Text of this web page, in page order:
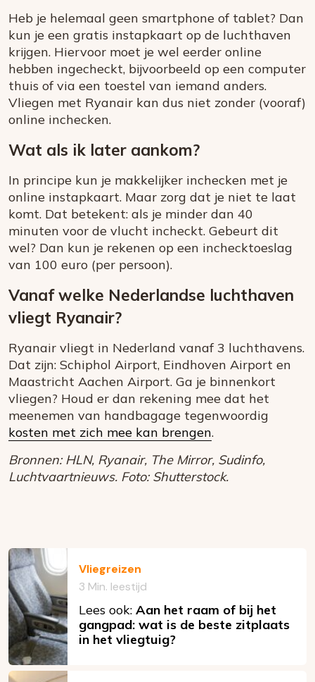
Heb je helemaal geen smartphone of tablet? Dan
kun je een gratis instapkaart op de luchthaven
krijgen. Hiervoor moet je wel eerder online
hebben ingecheckt, bijvoorbeeld op een computer
thuis of via een toestel van iemand anders.
Vliegen met Ryanair kan dus niet zonder (vooraf)
online inchecken.
Wat als ik later aankom?
In principe kun je makkelijker inchecken met je
online instapkaart. Maar zorg dat je niet te laat
komt. Dat betekent: als je minder dan 40
minuten voor de vlucht incheckt. Gebeurt dit
wel? Dan kun je rekenen op een inchecktoeslag
van 100 euro (per persoon).
Vanaf welke Nederlandse luchthaven
vliegt Ryanair?
Ryanair vliegt in Nederland vanaf 3 luchthavens.
Dat zijn: Schiphol Airport, Eindhoven Airport en
Maastricht Aachen Airport. Ga je binnenkort
vliegen? Houd er dan rekening mee dat het
meenemen van handbagage tegenwoordig
kosten met zich mee kan brengen.
Bronnen: HLN, Ryanair, The Mirror, Sudinfo,
Luchtvaartnieuws. Foto: Shutterstock.
Vliegreizen
3 Min. leestijd
Lees ook: Aan het raam of bij het
gangpad: wat is de beste zitplaats
in het vliegtuig?